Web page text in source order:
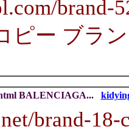
ピー ブラ
BALENCIAGA...
brand-